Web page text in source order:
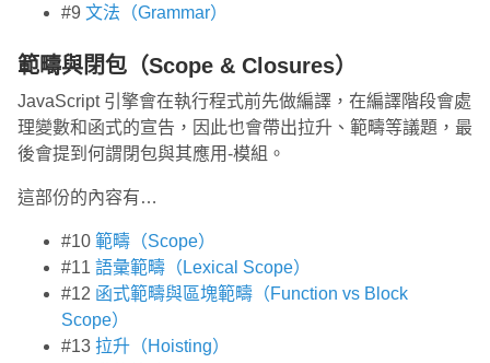
#9 文法（Grammar）
範疇與閉包（Scope & Closures）
JavaScript 引擎會在執行程式前先做編譯，在編譯階段會處
理變數和函式的宣告，因此也會帶出拉升、範疇等議題，最
後會提到何謂閉包與其應用-模組。
這部份的內容有…
#10 範疇（Scope）
#11 語彙範疇（Lexical Scope）
#12 函式範疇與區塊範疇（Function vs Block
Scope）
#13 拉升（Hoisting）